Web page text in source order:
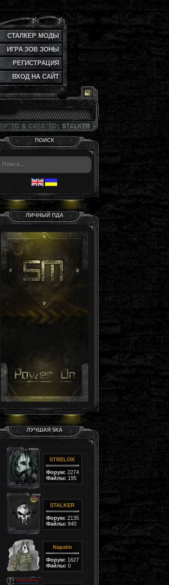
СТАЛКЕР МОДЫ
ИГРА ЗОВ ЗОНЫ
РЕГИСТРАЦИЯ
ВХОД НА САЙТ
ПОИСК
ЛИЧНЫЙ ПДА
Гость, ты здесь -й день
Группа: Гости
ЛУЧШАЯ 5КА
STRELOK
Форум: 2274
Файлы: 195
STALKER
Форум: 2135
Файлы: 840
Napalm
Форум: 1627
Файлы: 0